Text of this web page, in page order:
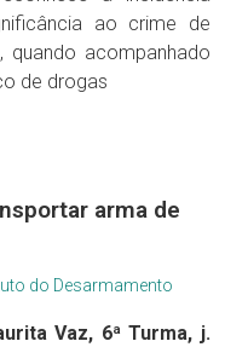
ao crime de
acompanhado
de drogas
arma de
do Desarmamento
Vaz, 6ª Turma, j.